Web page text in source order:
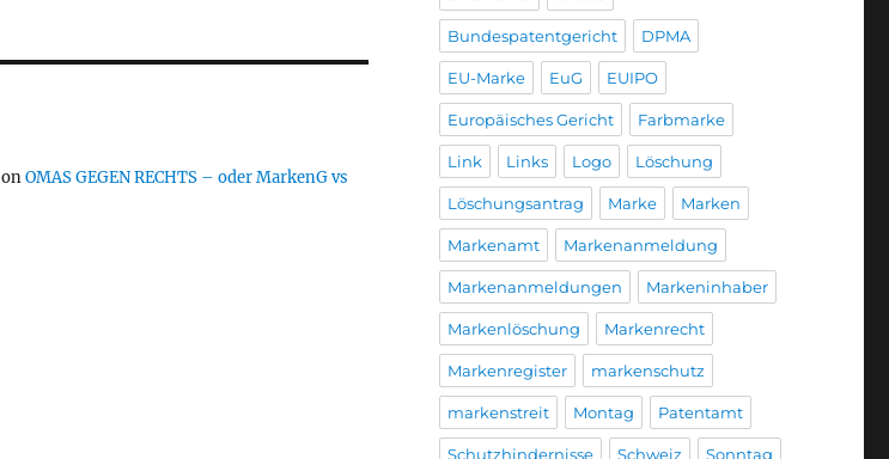
onOMAS GEGEN RECHTS – oder MarkenG vs
Bundespatentgericht DPMA
EU-Marke EuG EUIPO
Europäisches Gericht Farbmarke
Link Links Logo Löschung
Löschungsantrag Marke Marken
Markenamt Markenanmeldung
Markenanmeldungen Markeninhaber
Markenlöschung Markenrecht
Markenregister markenschutz
markenstreit Montag Patentamt
Schutzhindernisse Schweiz Sonntag